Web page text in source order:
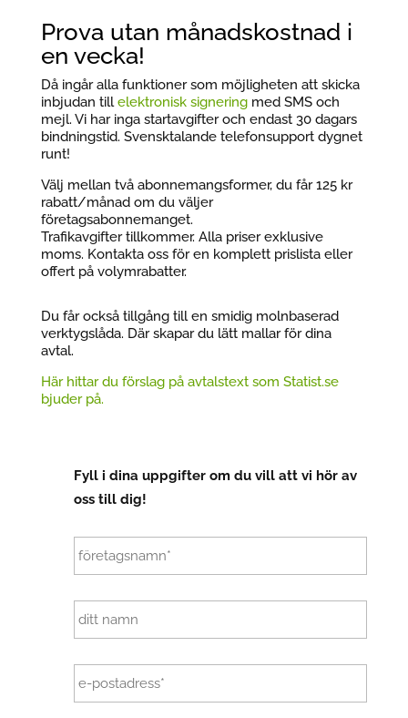
Prova utan månadskostnad i
en vecka!
Då ingår alla funktioner som möjligheten att skicka
inbjudan tillelektronisk signeringmed SMS och
mejl. Vi har inga startavgifter och endast 30 dagars
bindningstid. Svensktalande telefonsupport dygnet
runt!
Välj mellan två abonnemangsformer, du får 125 kr
rabatt/månad om du väljer
företagsabonnemanget.
Trafikavgifter tillkommer. Alla priser exklusive
moms. Kontakta oss för en komplett prislista eller
offert på volymrabatter.
Du får också tillgång till en smidig molnbaserad
verktygslåda. Där skapar du lätt mallar för dina
avtal.
Här hittar du förslag på avtalstext som Statist.se
bjuder på.
Fyll i dina uppgifter om du vill att vi hör av
oss till dig!
C
o
a
n
y
N
a
E
m